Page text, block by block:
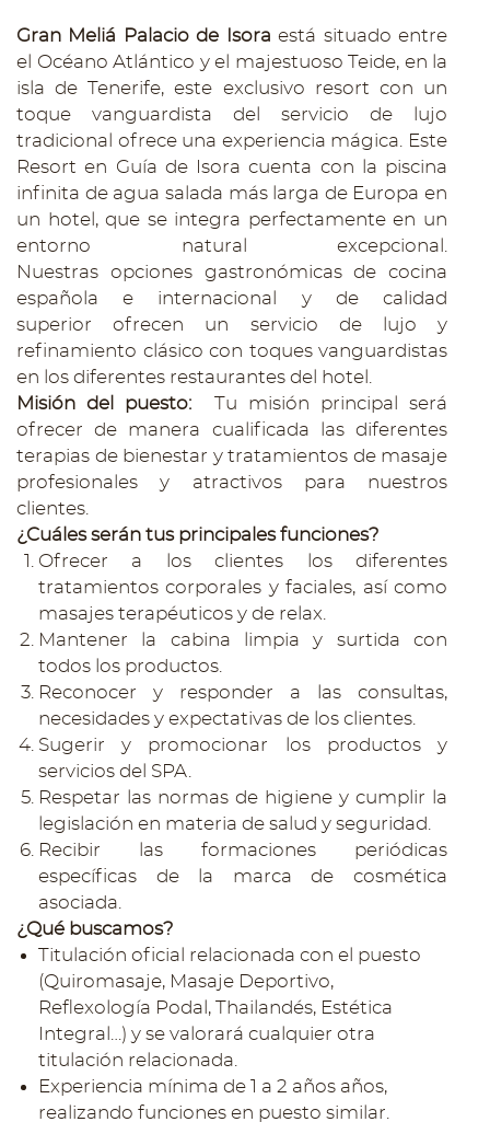
Gran Meliá Palacio de Isora está situado entre
el Océano Atlántico y el majestuoso Teide, en la
isla de Tenerife, este exclusivo resort con un
toque vanguardista del servicio de lujo
tradicional ofrece una experiencia mágica. Este
Resort en Guía de Isora cuenta con la piscina
infinita de agua salada más larga de Europa en
un hotel, que se integra perfectamente en un
entorno natural excepcional.
Nuestras opciones gastronómicas de cocina
española e internacional y de calidad
superior ofrecen un servicio de lujo y
refinamiento clásico con toques vanguardistas
en los diferentes restaurantes del hotel.
Misión del puesto: Tu misión principal será
ofrecer de manera cualificada las diferentes
terapias de bienestar y tratamientos de masaje
profesionales y atractivos para nuestros
clientes.
¿Cuáles serán tus principales funciones?
Ofrecer a los clientes los diferentes
tratamientos corporales y faciales, así como
masajes terapéuticos y de relax.
Mantener la cabina limpia y surtida con
todos los productos.
Reconocer y responder a las consultas,
necesidades y expectativas de los clientes.
Sugerir y promocionar los productos y
servicios del SPA.
Respetar las normas de higiene y cumplir la
legislación en materia de salud y seguridad.
Recibir las formaciones periódicas
específicas de la marca de cosmética
asociada.
¿Qué buscamos?
Titulación oficial relacionada con el puesto
(Quiromasaje, Masaje Deportivo,
Reflexología Podal, Thailandés, Estética
Integral…) y se valorará cualquier otra
titulación relacionada.
Experiencia mínima de 1 a 2 años años,
realizando funciones en puesto similar.